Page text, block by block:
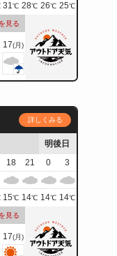
31℃ 28℃ 26℃ 25℃
見る
17(月)
詳しくみる
明後日
18 21 0
3
15℃ 14℃ 14℃ 14℃
見る
17(月)